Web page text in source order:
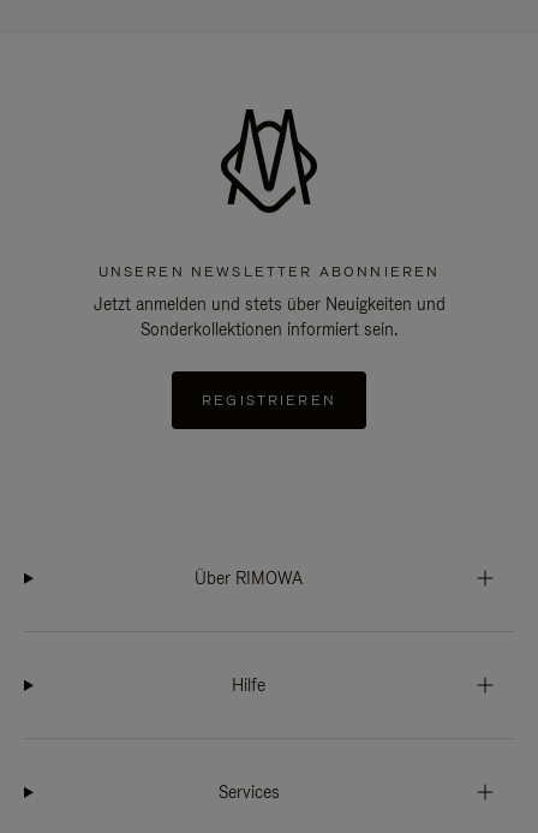
UNSEREN NEWSLETTER ABONNIEREN
Jetzt anmelden und stets über Neuigkeiten und
Sonderkollektionen informiert sein.
REGISTRIEREN
Über RIMOWA
Hilfe
Services